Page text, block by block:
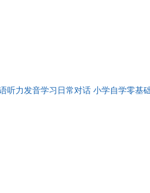
听力发音学习日常对话 小学自学零基